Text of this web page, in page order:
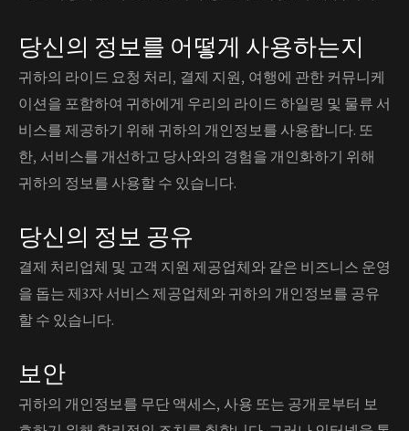
당신의 정보를 어떻게 사용하는지
귀하의 라이드 요청 처리, 결제 지원, 여행에 관한 커뮤니케
이션을 포함하여 귀하에게 우리의 라이드 하일링 및 물류 서
비스를 제공하기 위해 귀하의 개인정보를 사용합니다. 또
한, 서비스를 개선하고 당사와의 경험을 개인화하기 위해
귀하의 정보를 사용할 수 있습니다.
당신의 정보 공유
결제 처리업체 및 고객 지원 제공업체와 같은 비즈니스 운영
을 돕는 제3자 서비스 제공업체와 귀하의 개인정보를 공유
할 수 있습니다.
보안
귀하의 개인정보를 무단 액세스, 사용 또는 공개로부터 보